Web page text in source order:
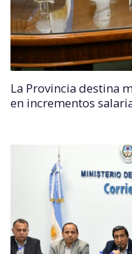
La Provincia destina
en incrementos